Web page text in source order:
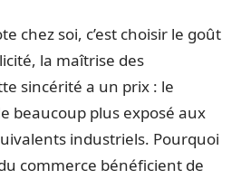
chez soi, c’est choisir le goût
la maîtrise des
sincérité a un prix : le
beaucoup plus exposé aux
industriels. Pourquoi
commerce bénéficient de